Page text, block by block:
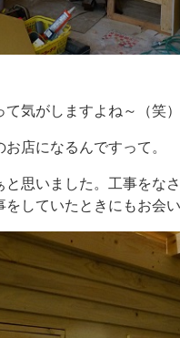
気がしますよね～（笑）
店になるんですって。
思いました。工事をな
していたときにもお会い